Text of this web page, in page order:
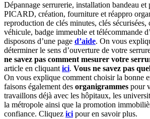
Dépannage serrurerie, installation bandeau et
PICARD, création, fourniture et réappro
reproduction de clés minutes, clés
véhicule, badge immeuble et télécommande
disposons d’une page d’aide. On vous
déterminer le sens d’ouverture de votre
ne savez pas comment mesurer votre
article en cliquant ici. Vous ne savez pas
On vous explique comment choisir la bonne
faisons également des organigrammes pour
travaillons déjà avec les hôpitaux, les
la métropole ainsi que la promotion
confiance. Cliquez ici pour en savoir plus.